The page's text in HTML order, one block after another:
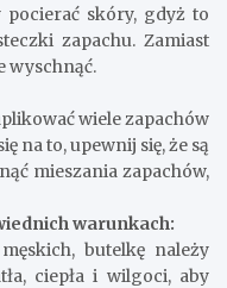
skóry, gdyż to
zapachu. Zamiast
wyschnąć.
wiele zapachów
na to, upewnij się, że są
mieszania zapachów,
warunkach:
butelkę należy
ciepła i wilgoci, aby